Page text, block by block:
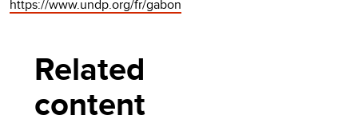
https://www.undp.org/fr/gabon
Related
content